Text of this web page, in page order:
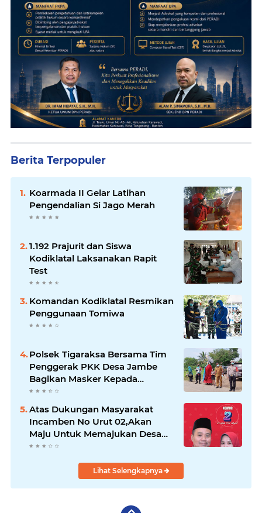
Berita Terpopuler
Koarmada II Gelar Latihan
Pengendalian Si Jago Merah
1.192 Prajurit dan Siswa
Kodiklatal Laksanakan Rapit
Test
Komandan Kodiklatal Resmikan
Penggunaan Tomiwa
Polsek Tigaraksa Bersama Tim
Penggerak PKK Desa Jambe
Bagikan Masker Kepada
Pengguna Jalan
Atas Dukungan Masyarakat
Incamben No Urut 02,Akan
Maju Untuk Memajukan Desa
Tegal Kunir Kidul
Lihat Selengkapnya